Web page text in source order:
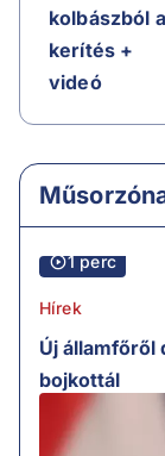
kolbászból a
kerítés +
videó
1 perc
Hírek
Új államfőről
bojkottál